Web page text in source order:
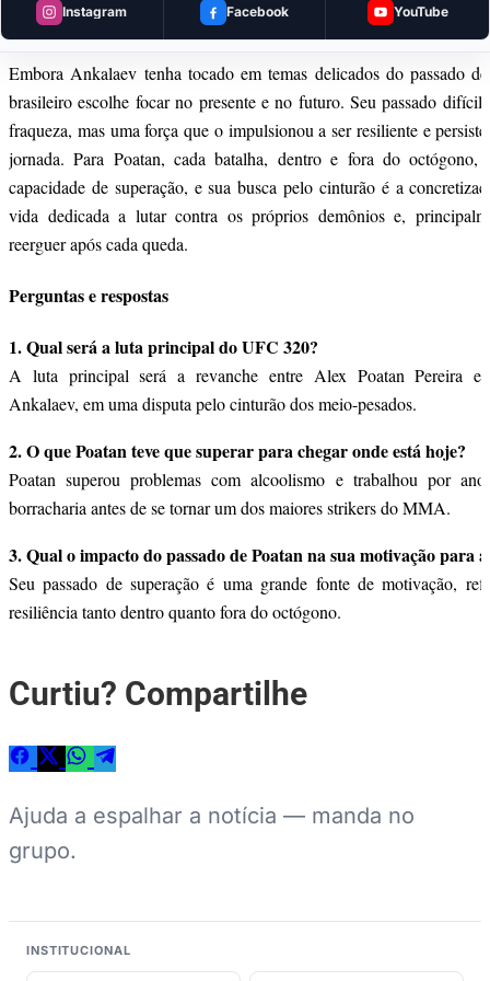
Instagram Facebook YouTube
O impacto do passado de Poatan no UFC
Embora Ankalaev tenha tocado em temas delicados do passado
brasileiro escolhe focar no presente e no futuro. Seu passado difícil
fraqueza, mas uma força que o impulsionou a ser resiliente e
jornada. Para Poatan, cada batalha, dentro e fora do octógono,
capacidade de superação, e sua busca pelo cinturão é a
vida dedicada a lutar contra os próprios demônios e,
reerguer após cada queda.
Perguntas e respostas
1. Qual será a luta principal do UFC 320?
A luta principal será a revanche entre Alex Poatan Pereira e
Ankalaev, em uma disputa pelo cinturão dos meio-pesados.
2. O que Poatan teve que superar para chegar onde está hoje?
Poatan superou problemas com alcoolismo e trabalhou por
borracharia antes de se tornar um dos maiores strikers do MMA.
3. Qual o impacto do passado de Poatan na sua motivação para
Seu passado de superação é uma grande fonte de motivação,
resiliência tanto dentro quanto fora do octógono.
Curtiu? Compartilhe
Ajuda a espalhar a notícia — manda no
grupo.
INSTITUCIONAL